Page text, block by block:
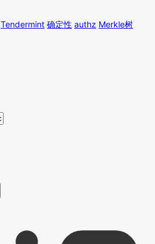
Tendermint 确定性 authz Merkle树